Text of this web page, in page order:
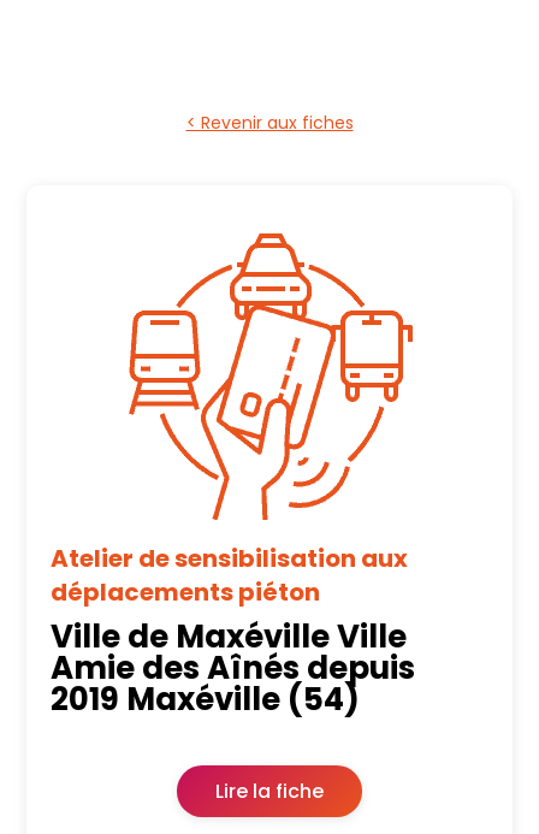
< Revenir aux fiches
Atelier de sensibilisation aux
déplacements piéton
Ville de Maxéville Ville
Amie des Aînés depuis
2019 Maxéville (54)
Lire la fiche